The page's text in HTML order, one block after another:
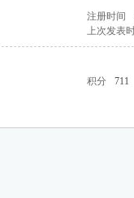
注册时间
上次发表
积分 711